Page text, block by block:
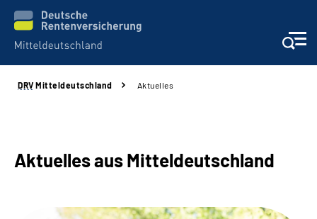
Aktuelles
DRV Mitteldeutschland Aktuelles
Aktuelles aus Mitteldeutschland